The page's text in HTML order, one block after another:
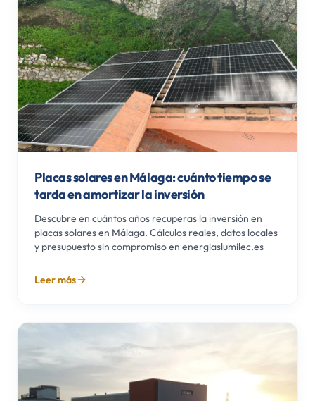
Placas solares en Málaga: cuánto tiempo se
tarda en amortizar la inversión
Descubre en cuántos años recuperas la inversión en
placas solares en Málaga. Cálculos reales, datos locales
y presupuesto sin compromiso en energiaslumilec.es
Leer más